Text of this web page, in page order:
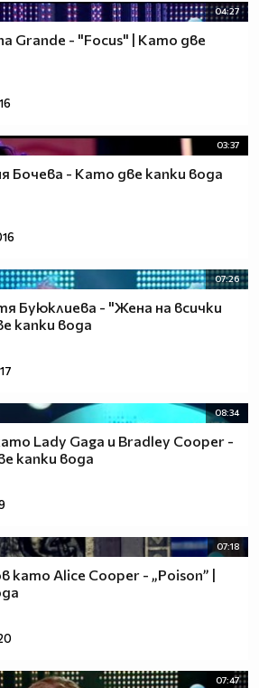
04:27
Grande - "Focus" | Като две
03:37
Бочева - Като две капки вода
07:26
Буюклиева - "Жена на всички
капки вода
08:34
Lady Gaga и Bradley Cooper -
капки вода
07:18
Alice Cooper - „Poison” |
07:47